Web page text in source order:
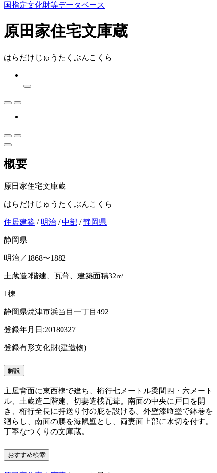
国指定文化財等データベース
原田家住宅文庫蔵
はらだけじゅうたくぶんこくら
概要
原田家住宅文庫蔵
はらだけじゅうたくぶんこくら
住居建築 / 明治 /中部 /静岡県
静岡県
明治／1868〜1882
土蔵造2階建、瓦葺、建築面積32㎡
1棟
静岡県焼津市浜当目一丁目492
登録年月日:20180327
登録有形文化財(建造物)
解説
主屋背面に東西棟で建ち、桁行七メートル梁間四・六メート
ル、土蔵造二階建、切妻造桟瓦葺。南面の中央に戸口を開
き、桁行全長に持送り付の庇を設ける。外壁漆喰塗で鉢巻を
廻らし、南面の腰を海鼠壁とし、両妻面上部に水切を付す。
丁寧なつくりの文庫蔵。
おすすめ検索